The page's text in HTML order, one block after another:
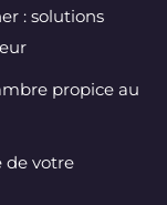
: solutions
propice au
de votre